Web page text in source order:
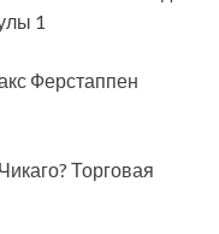
1
Ферстаппен
Торговая